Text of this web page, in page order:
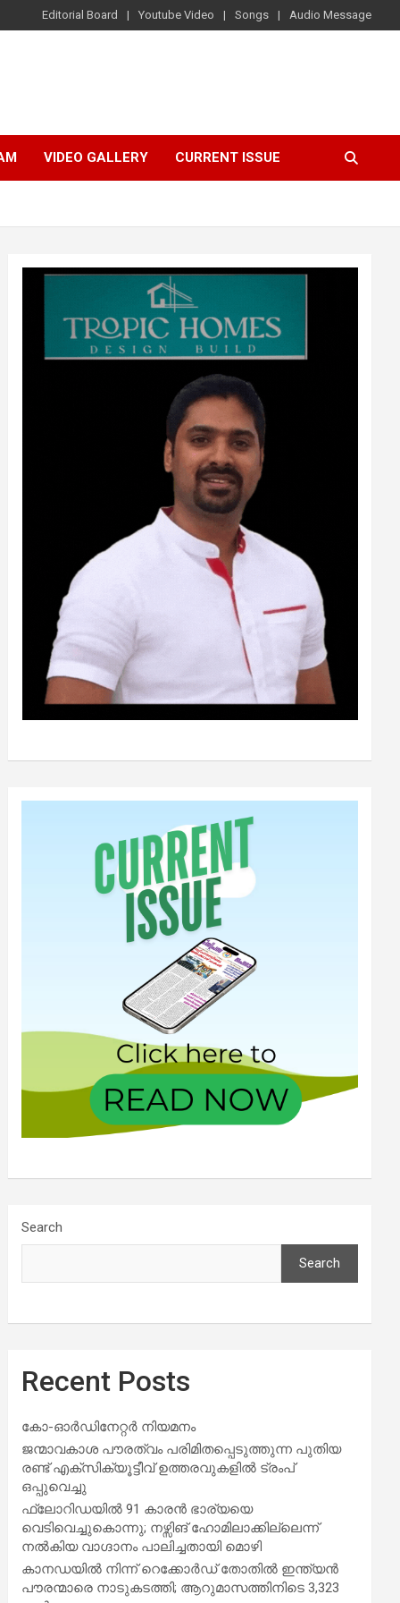
Editorial Board Youtube Video Songs Audio Message
VIDEO GALLERY CURRENT ISSUE
Search
Search
Recent Posts
കോ-ഓർഡിനേറ്റർ നിയമനം
ജന്മാവകാശ പൗരത്വം പരിമിതപ്പെടുത്തുന്ന പുതിയ
രണ്ട് എക്സിക്യൂട്ടീവ് ഉത്തരവുകളിൽ ട്രംപ്
ഒപ്പുവെച്ചു
ഫ്ലോറിഡയിൽ 91 കാരൻ ഭാര്യയെ
വെടിവെച്ചുകൊന്നു; നഴ്സിങ് ഹോമിലാക്കില്ലെന്ന്
നൽകിയ വാഗ്ദാനം പാലിച്ചതായി മൊഴി
കാനഡയിൽ നിന്ന് റെക്കോർഡ് തോതിൽ ഇന്ത്യൻ
പൗരന്മാരെ നാടുകടത്തി; ആറുമാസത്തിനിടെ 3,323